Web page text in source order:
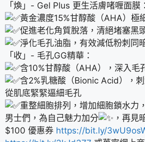
「煥」- Gel Plus 更生活膚啫喱面膜：
黃金濃度15%甘醇酸（AHA）極
促進老化角質脫落，清絕堵塞黑
淨化毛孔油脂，有效減低粉刺同
「收」- 毛孔GG精華：
含10%甘醇酸（AHA），深入毛
含2%乳糖酸（Bionic Acid），刺
從肌底緊緊逼細毛孔
重整細胞排列，增加細胞鎖水力
男士們，為自己魅力加分
，再見
$100 優惠券 https://bit.ly/